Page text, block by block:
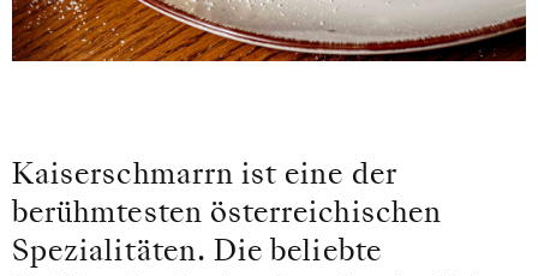
Kaiserschmarrn ist eine der
berühmtesten österreichischen
Spezialitäten. Die beliebte